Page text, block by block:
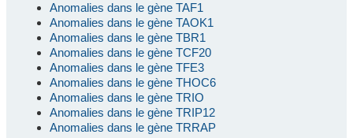
Anomalies dans le gène TAF1
Anomalies dans le gène TAOK1
Anomalies dans le gène TBR1
Anomalies dans le gène TCF20
Anomalies dans le gène TFE3
Anomalies dans le gène THOC6
Anomalies dans le gène TRIO
Anomalies dans le gène TRIP12
Anomalies dans le gène TRRAP